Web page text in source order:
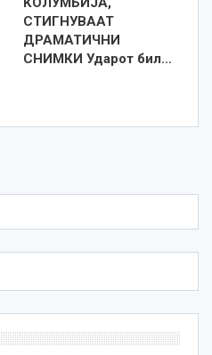
СТИГНУВААТ
ДРАМАТИЧНИ
СНИМКИ Ударот бил…